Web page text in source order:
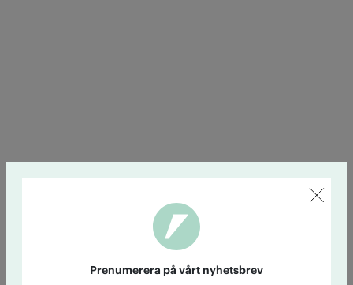
Prenumerera på vårt nyhetsbrev